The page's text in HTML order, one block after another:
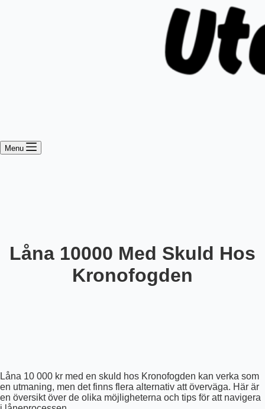
Menu
Låna 10000 Med Skuld Hos
Kronofogden
Låna 10 000 kr med en skuld hos Kronofogden kan verka som
en utmaning, men det finns flera alternativ att överväga. Här är
en översikt över de olika möjligheterna och tips för att navigera